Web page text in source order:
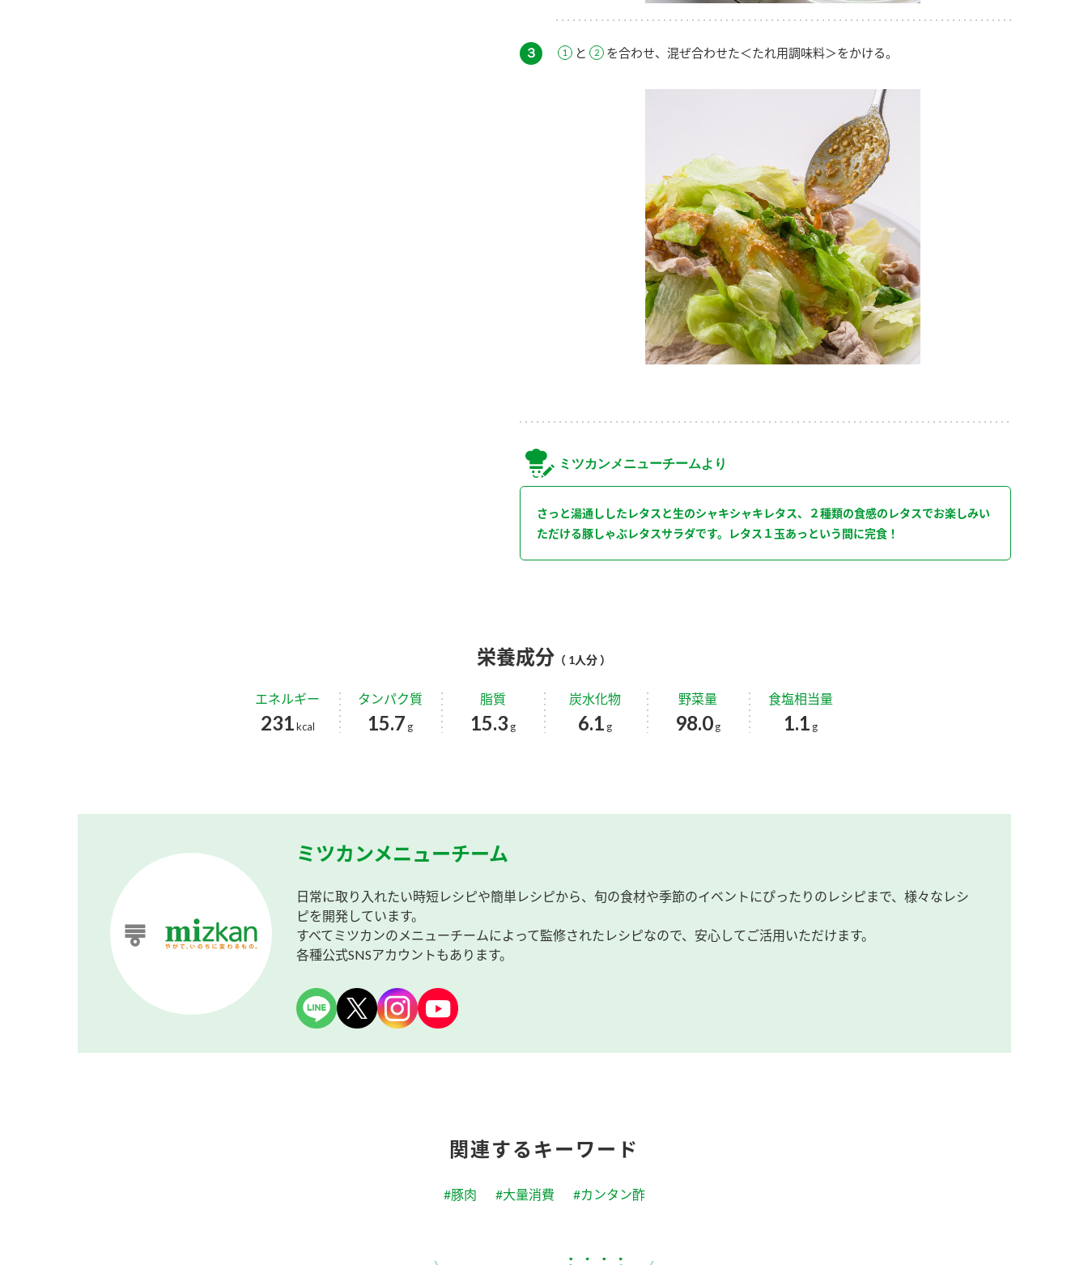
３ と を合わせ、混ぜ合わせた＜たれ用調味料＞をかける。
ミツカンメニューチームより
さっと湯通ししたレタスと生のシャキシャキレタス、２種類の食感のレタスでお楽しみい
ただける豚しゃぶレタスサラダです。レタス１玉あっという間に完食！
栄養成分 （ 1人分 ）
エネルギー
231kcal
タンパク質
15.7 g
脂質
15.3 g
炭水化物
6.1 g
野菜量
98.0g
食塩相当量
1.1 g
ミツカンメニューチーム
日常に取り入れたい時短レシピや簡単レシピから、旬の食材や季節のイベントにぴったりのレシピまで、様々なレシ
ピを開発しています。
すべてミツカンのメニューチームによって監修されたレシピなので、安心してご活用いただけます。
各種公式SNSアカウントもあります。
関連するキーワード
#豚肉 #大量消費 #カンタン酢